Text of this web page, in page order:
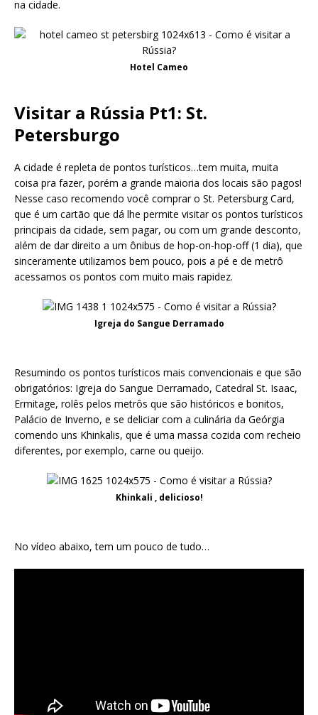
na cidade.
Hotel Cameo
Visitar a Rússia Pt1: St.
Petersburgo
A cidade é repleta de pontos turísticos…tem muita, muita
coisa pra fazer, porém a grande maioria dos locais são pagos!
Nesse caso recomendo você comprar o St. Petersburg Card,
que é um cartão que dá lhe permite visitar os pontos turísticos
principais da cidade, sem pagar, ou com um grande desconto,
além de dar direito a um ônibus de hop-on-hop-off (1 dia), que
sinceramente utilizamos bem pouco, pois a pé e de metrô
acessamos os pontos com muito mais rapidez.
Igreja do Sangue Derramado
Resumindo os pontos turísticos mais convencionais e que são
obrigatórios: Igreja do Sangue Derramado, Catedral St. Isaac,
Ermitage, rolês pelos metrôs que são históricos e bonitos,
Palácio de Inverno, e se deliciar com a culinária da Geórgia
comendo uns Khinkalis, que é uma massa cozida com recheio
diferentes, por exemplo, carne ou queijo.
Khinkali , delicioso!
No vídeo abaixo, tem um pouco de tudo…